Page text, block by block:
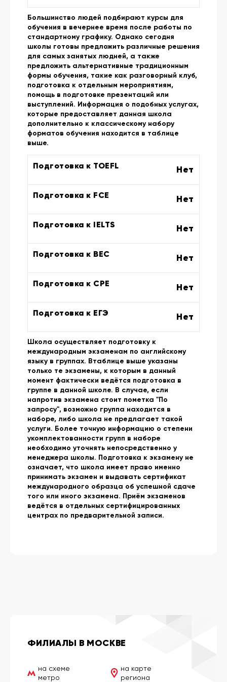
Большинство людей подбирают курсы для
обучения в вечернее время после работы по
стандартному графику. Однако сегодня
школы готовы предложить различные решения
для самых занятых людней, а также
предложить альтернативные традиционным
формы обучения, такие как разговорный клуб,
подготовка к отдельным мероприятиям,
помощь в подготовке презентаций или
выступлений. Информация о подобных услугах,
которые предоставляет данная школа
дополнительно к классическому набору
форматов обучения находится в таблице
выше.
Подготовка к TOEFL Нет
Подготовка к FCE Нет
Подготовка к IELTS Нет
Подготовка к BEC Нет
Подготовка к CPE Нет
Подготовка к ЕГЭ Нет
Школа осуществляет подготовку к
международным экзаменам по английскому
языку в группах. Втаблице выше указаны
только те экзамены, к которым в данный
момент фактически ведётся подготовка в
группе в данной школе. В случае, если
напротив экзамена стоит пометка "По
запросу", возможно группа находится в
наборе, либо школа не предлагает такой
услуги. Более точную информацию о степени
укомплектованности групп в наборе
необходимо уточнять непосредственно у
менеджера школы. Подготовка к экзамену не
означает, что школа имеет право именно
принимать экзамен и выдавать сертификат
международного образца об успешной сдаче
того или иного экзамена. Приём экзаменов
ведётся в отдельных сертифицированных
центрах по предварительной записи.
ФИЛИАЛЫ В МОСКВЕ
на схеме
метро
на карте
региона